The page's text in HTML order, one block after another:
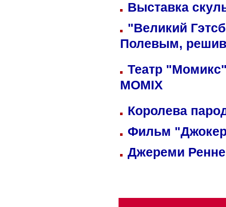
Выставка
"Великий
Полевым,
Театр
MOMIX
Королева
Фильм
Джереми